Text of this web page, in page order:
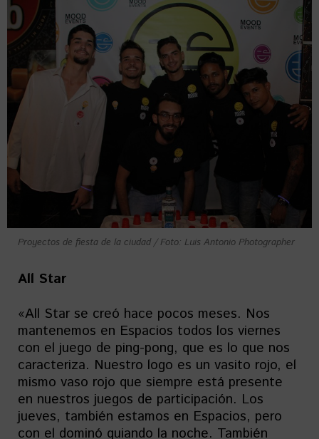
Proyectos de fiesta de la ciudad / Foto: Luis Antonio Photographer
All Star
«All Star se creó hace pocos meses. Nos
mantenemos en Espacios todos los viernes
con el juego de ping-pong, que es lo que nos
caracteriza. Nuestro logo es un vasito rojo, el
mismo vaso rojo que siempre está presente
en nuestros juegos de participación. Los
jueves, también estamos en Espacios, pero
con el dominó guiando la noche. También